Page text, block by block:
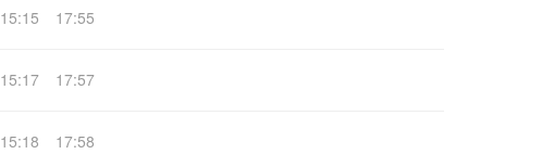
15:15 17:55
15:17 17:57
15:18 17:58